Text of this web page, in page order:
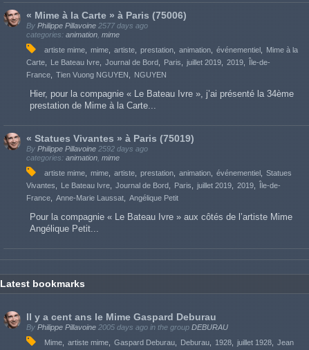
« Mime à la Carte » à Paris (75006)
By Philippe Pillavoine 2577 days ago
categories: animation mime
artiste mime
mime artiste prestation animation événementiel
Mime à la
Carte
Le Bateau Ivre Journal de Bord Paris juillet 2019 2019
Île-de-
France
Tien Vuong NGUYEN NGUYEN
Hier, pour la compagnie « Le Bateau Ivre », j’ai présenté la 34ème
prestation de Mime à la Carte...
« Statues Vivantes » à Paris (75019)
By Philippe Pillavoine 2592 days ago
categories: animation mime
artiste mime
mime artiste prestation animation événementiel
Statues
Vivantes
Le Bateau Ivre Journal de Bord Paris juillet 2019 2019
Île-de-
France
Anne-Marie Laussat Angélique Petit
Pour la compagnie « Le Bateau Ivre » aux côtés de l’artiste Mime
Angélique Petit...
Latest bookmarks
Il y a cent ans le Mime Gaspard Deburau
By Philippe Pillavoine 2005 days ago in the group DEBURAU
Mime
artiste mime Gaspard Deburau Deburau 1928 juillet 1928
Jean